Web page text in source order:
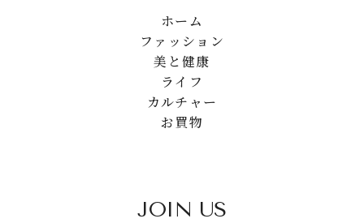
ホーム
ファッション
美と健康
ライフ
カルチャー
お買物
JOIN US